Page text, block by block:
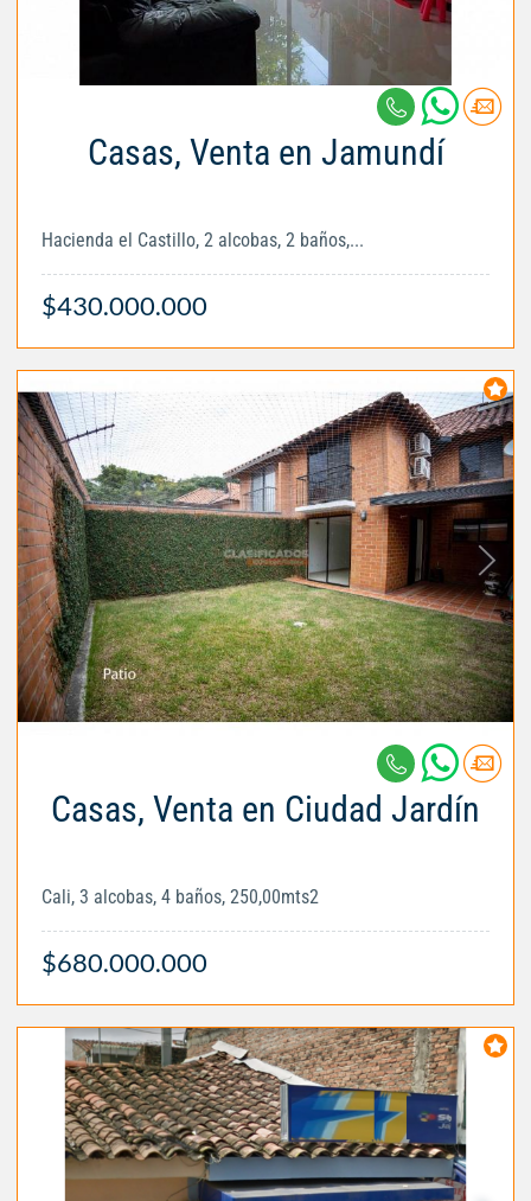
Casas, Venta en Jamundí
Hacienda el Castillo, 2 alcobas, 2 baños,...
$430.000.000
Casas, Venta en Ciudad Jardín
Cali, 3 alcobas, 4 baños, 250,00mts2
$680.000.000